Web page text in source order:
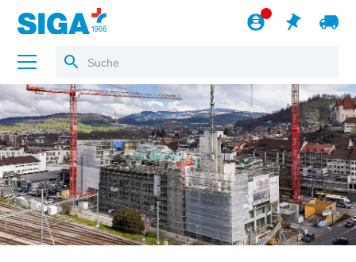
Über uns
Referenzen
Jobs
Blog